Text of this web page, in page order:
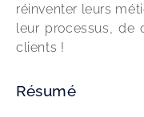
réinventer leurs
leur processus, de
clients !
Résumé